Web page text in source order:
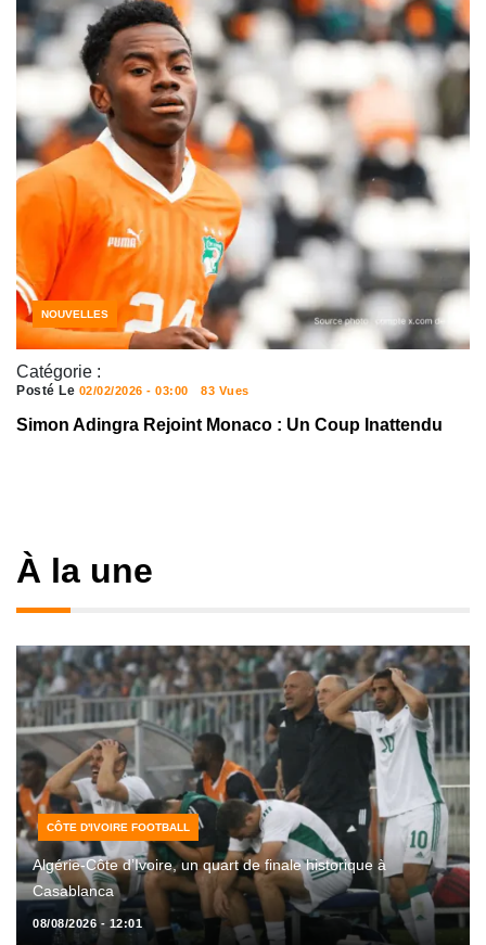
Catégorie :
NOUVELLES
Posté Le 02/02/2026 - 03:00 83 Vues
Simon Adingra Rejoint Monaco : Un Coup Inattendu
À la une
CÔTE D'IVOIRE FOOTBALL
Algérie-Côte d’Ivoire, un quart de finale historique à
Casablanca
08/08/2026 - 12:01